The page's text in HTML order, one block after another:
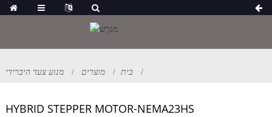
בית מוצרים מנוע צעד היברידי
HYBRID STEPPER MOTOR-NEMA23HS